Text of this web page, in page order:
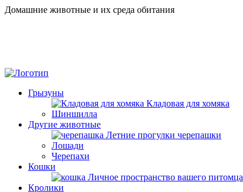
Домашние животные и их среда обитания
Грызуны
Кладовая для хомяка
Шиншилла
Другие животные
Летние прогулки черепашки
Лошади
Черепахи
Кошки
Личное пространство вашего питомца
Кролики